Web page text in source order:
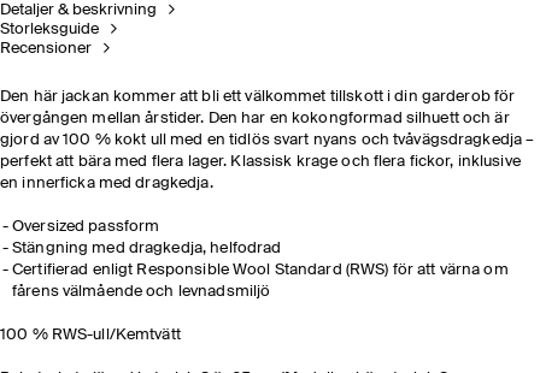
Detaljer & beskrivning
Storleksguide
Recensioner
Den här jackan kommer att bli ett välkommet tillskott i din garderob för
övergången mellan årstider. Den har en kokongformad silhuett och är
gjord av 100 % kokt ull med en tidlös svart nyans och tvåvägsdragkedja –
perfekt att bära med flera lager. Klassisk krage och flera fickor, inklusive
en innerficka med dragkedja.
Oversized passform
Stängning med dragkedja, helfodrad
Certifierad enligt Responsible Wool Standard (RWS) för att värna om
fårens välmående och levnadsmiljö
100 % RWS-ull/Kemtvätt